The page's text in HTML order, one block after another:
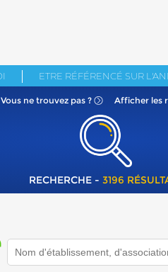
ETRE RÉFÉRENCÉ SUR
Vous ne trouvez pas ? Afficher les
RECHERCHE - 3196